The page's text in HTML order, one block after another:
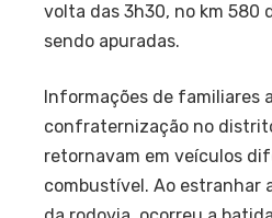
volta das 3h30, no km 580
sendo apuradas.
Informações de familiares
confraternização no
retornavam em veículos
combustível. Ao estranhar